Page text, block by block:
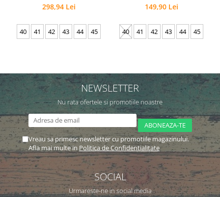
298,94 Lei
40 41 42 43 44 45
149,90 Lei
40 41 42 43 44 45
NEWSLETTER
Nu rata ofertele si promotiile noastre
Vreau sa primesc newsletter cu promotiile magazinului.
Afla mai multe in Politica de Confidentialitate
SOCIAL
Urmareste-ne in social media